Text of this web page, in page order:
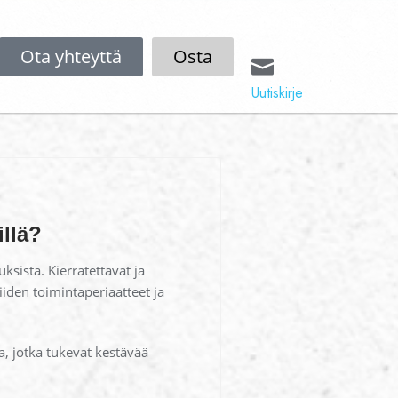
Ota yhteyttä Osta
Uutiskirje
Kierrätettävät ja
toimintaperiaatteet ja
jotka tukevat kestävää